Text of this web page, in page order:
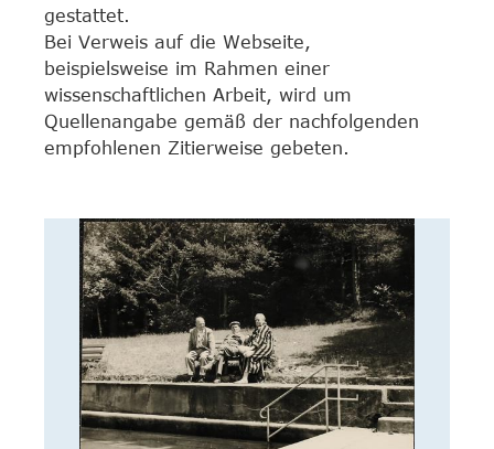
gestattet.
Bei Verweis auf die Webseite,
beispielsweise im Rahmen einer
wissenschaftlichen Arbeit, wird um
Quellenangabe gemäß der nachfolgenden
empfohlenen Zitierweise gebeten.